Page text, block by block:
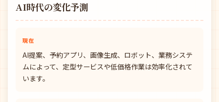
AI時代の変化予測
現在
AI提案、予約アプリ、画像生成、ロボット、業務システ
ムによって、定型サービスや低価格作業は効率化されて
います。